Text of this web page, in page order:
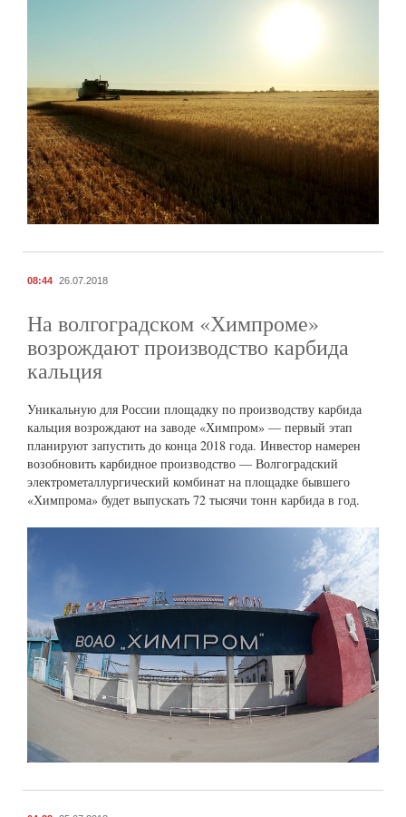
08:44 26.07.2018
На волгоградском «Химпроме»
возрождают производство карбида
кальция
Уникальную для России площадку по производству карбида
кальция возрождают на заводе «Химпром» — первый этап
планируют запустить до конца 2018 года. Инвестор намерен
возобновить карбидное производство — Волгоградский
электрометаллургический комбинат на площадке бывшего
«Химпрома» будет выпускать 72 тысячи тонн карбида в год.